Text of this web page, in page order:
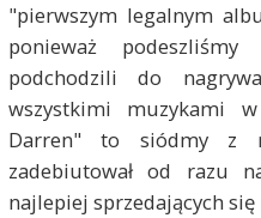
"pierwszym legalnym
ponieważ
podchodzili do
wszystkimi muzykami
Darren" to siódmy z
zadebiutował od razu
najlepiej sprzedających